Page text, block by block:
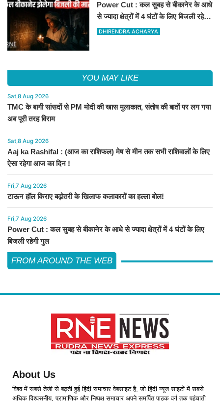
Power Cut : कल सुबह से बीकानेर के आधे
से ज्यादा क्षेत्रों में 4 घंटों के लिए बिजली रहेगी
गुल
DHIRENDRA ACHARYA
YOU MAY LIKE
Sat,8 Aug 2026
TMC के बागी सांसदों से PM मोदी की खास मुलाकात, संतोष की बातों पर लग गया
अब पूरी तरह विराम
Sat,8 Aug 2026
Aaj ka Rashifal : (आज का राशिफल) मेष से मीन तक सभी राशिवालों के लिए
ऐसा रहेगा आज का दिन !
Fri,7 Aug 2026
टाऊन हॉल किराए बढ़ोतरी के खिलाफ कलाकारों का हल्ला बोल!
Fri,7 Aug 2026
Power Cut : कल सुबह से बीकानेर के आधे से ज्यादा क्षेत्रों में 4 घंटों के लिए
बिजली रहेगी गुल
FROM AROUND THE WEB
About Us
विश्व में सबसे तेजी से बढ़ती हुई हिंदी समाचार वेबसाइट है, जो हिंदी न्यूज साइटों में सबसे
अधिक विश्वसनीय, प्रामाणिक और निष्पक्ष समाचार अपने समर्पित पाठक वर्ग तक पहुंचाती